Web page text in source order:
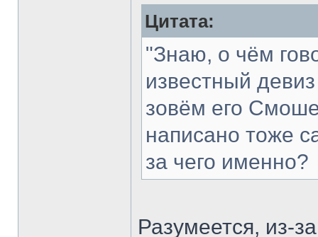
Цитата:
"Знаю, о чём
известный
зовём его
написано тоже
за чего именно?
Разумеется, из-